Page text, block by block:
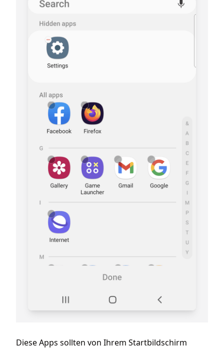
Diese Apps sollten von Ihrem Startbildschirm